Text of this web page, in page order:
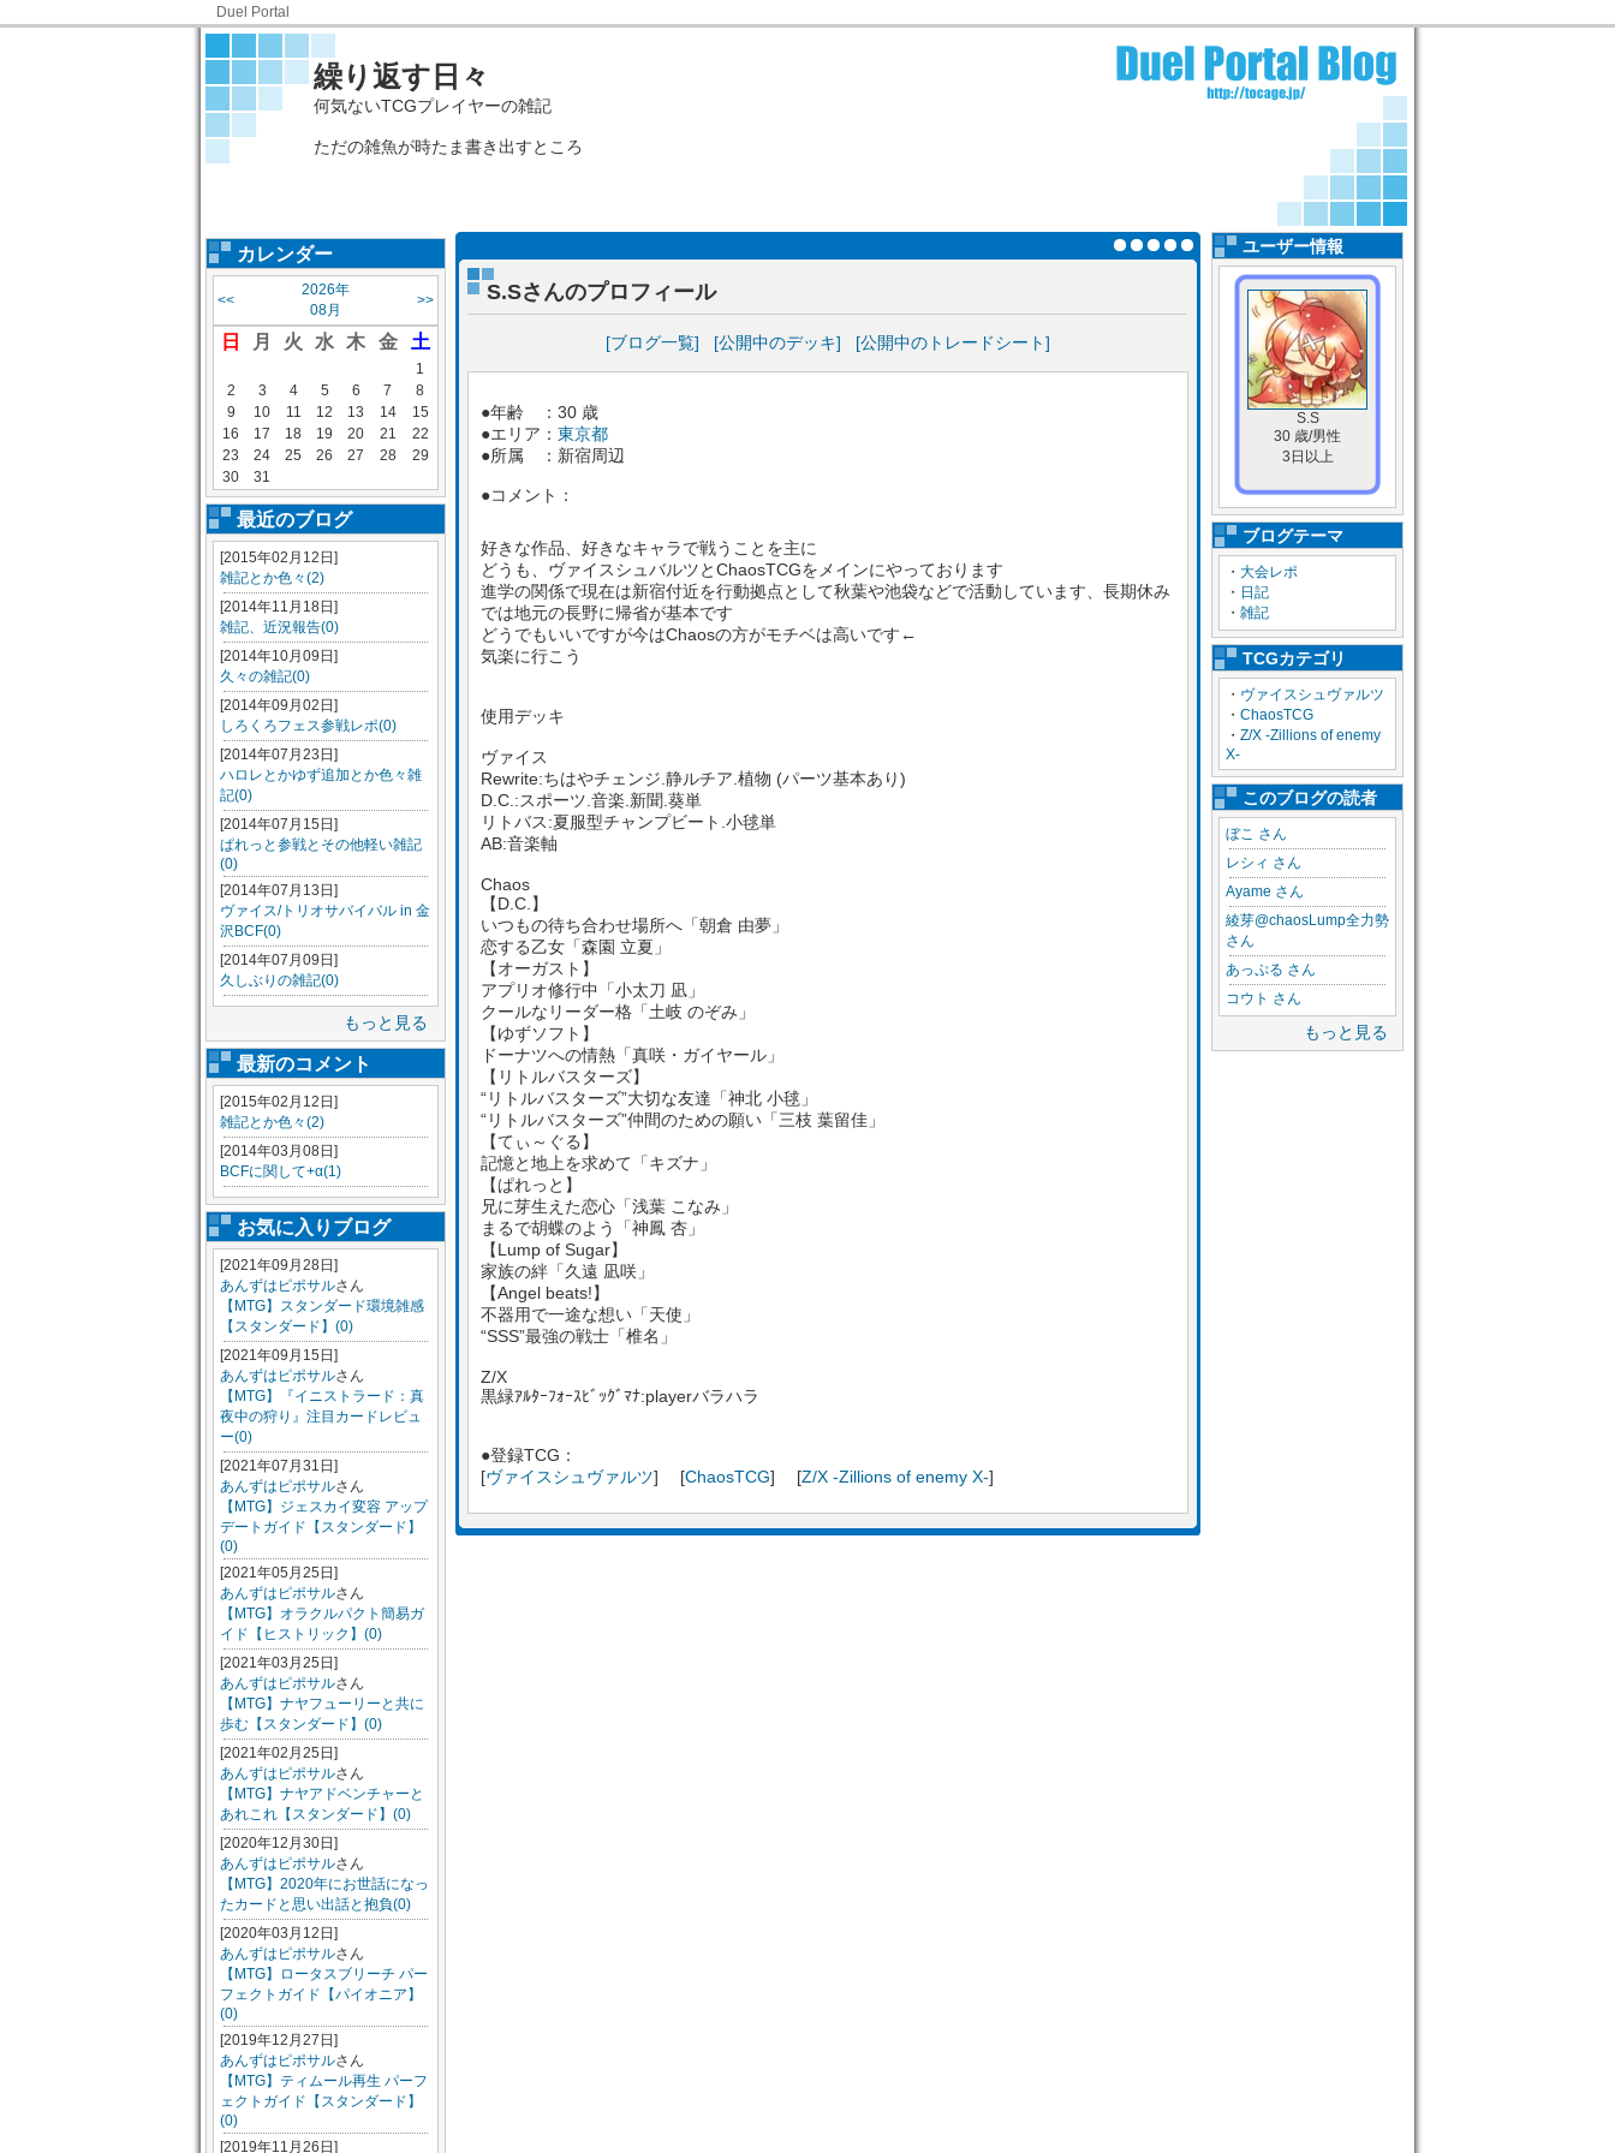
Duel Portal
繰り返す日々
何気ないTCGプレイヤーの雑記
ただの雑魚が時たま書き出すところ
カレンダー
<<
2026年
08月
>>
日 月 火 水 木 金 土
1
2
3 4 5 6 7
8
9
10 11 12 13 14
15
16
17 18 19 20 21
22
23
24 25 26 27 28
29
30
31
最近のブログ
[2015年02月12日]
雑記とか色々(2)
[2014年11月18日]
雑記、近況報告(0)
[2014年10月09日]
久々の雑記(0)
[2014年09月02日]
しろくろフェス参戦レポ(0)
[2014年07月23日]
ハロレとかゆず追加とか色々雑
記(0)
[2014年07月15日]
ぱれっと参戦とその他軽い雑記
(0)
[2014年07月13日]
ヴァイス/トリオサバイバル in 金
沢BCF(0)
[2014年07月09日]
久しぶりの雑記(0)
もっと見る
最新のコメント
[2015年02月12日]
雑記とか色々(2)
[2014年03月08日]
BCFに関して+α(1)
お気に入りブログ
[2021年09月28日]
あんずはピポサルさん
【MTG】スタンダード環境雑感
【スタンダード】(0)
[2021年09月15日]
あんずはピポサルさん
【MTG】『イニストラード：真
夜中の狩り』注目カードレビュ
ー(0)
[2021年07月31日]
あんずはピポサルさん
【MTG】ジェスカイ変容 アップ
デートガイド【スタンダード】
(0)
[2021年05月25日]
あんずはピポサルさん
【MTG】オラクルパクト簡易ガ
イド【ヒストリック】(0)
[2021年03月25日]
あんずはピポサルさん
【MTG】ナヤフューリーと共に
歩む【スタンダード】(0)
[2021年02月25日]
あんずはピポサルさん
【MTG】ナヤアドベンチャーと
あれこれ【スタンダード】(0)
[2020年12月30日]
あんずはピポサルさん
【MTG】2020年にお世話になっ
たカードと思い出話と抱負(0)
[2020年03月12日]
あんずはピポサルさん
【MTG】ロータスブリーチ パー
フェクトガイド【パイオニア】
(0)
[2019年12月27日]
あんずはピポサルさん
【MTG】ティムール再生 パーフ
ェクトガイド【スタンダード】
(0)
[2019年11月26日]
ユーザー情報
S.S
30 歳/男性
3日以上
ブログテーマ
・ 大会レポ
・ 日記
・ 雑記
TCGカテゴリ
・ ヴァイスシュヴァルツ
・ ChaosTCG
・ Z/X -Zillions of enemy
X-
このブログの読者
ぼこ さん
レシィ さん
Ayame さん
綾芽@chaosLump全力勢
さん
あっぷる さん
コウト さん
もっと見る
S.Sさんのプロフィール
[ブログ一覧] [公開中のデッキ] [公開中のトレードシート]
●年齢 ：30 歳
●エリア： 東京都
●所属 ：新宿周辺
●コメント：
好きな作品、好きなキャラで戦うことを主に
どうも、ヴァイスシュバルツとChaosTCGをメインにやっております
進学の関係で現在は新宿付近を行動拠点として秋葉や池袋などで活動しています、長期休み
では地元の長野に帰省が基本です
どうでもいいですが今はChaosの方がモチベは高いです←
気楽に行こう
使用デッキ
ヴァイス
Rewrite:ちはやチェンジ.静ルチア.植物 (パーツ基本あり)
D.C.:スポーツ.音楽.新聞.葵単
リトバス:夏服型チャンプビート.小毬単
AB:音楽軸
Chaos
【D.C.】
いつもの待ち合わせ場所へ「朝倉 由夢」
恋する乙女「森園 立夏」
【オーガスト】
アプリオ修行中「小太刀 凪」
クールなリーダー格「土岐 のぞみ」
【ゆずソフト】
ドーナツへの情熱「真咲・ガイヤール」
【リトルバスターズ】
“リトルバスターズ”大切な友達「神北 小毬」
“リトルバスターズ”仲間のための願い「三枝 葉留佳」
【てぃ～ぐる】
記憶と地上を求めて「キズナ」
【ぱれっと】
兄に芽生えた恋心「浅葉 こなみ」
まるで胡蝶のよう「神鳳 杏」
【Lump of Sugar】
家族の絆「久遠 凪咲」
【Angel beats!】
不器用で一途な想い「天使」
“SSS”最強の戦士「椎名」
Z/X
黒緑ｱﾙﾀｰﾌｫｰｽﾋﾞｯｸﾞﾏﾅ:playerバラハラ
●登録TCG：
[ヴァイスシュヴァルツ] [ChaosTCG] [Z/X -Zillions of enemy X-]